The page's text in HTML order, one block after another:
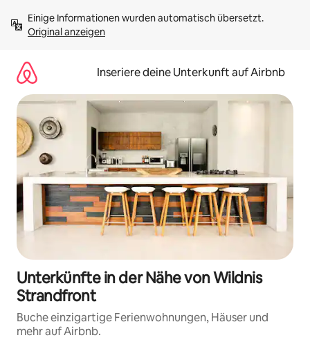
Inhalten
springenOriginal anzeigen
Inseriere deine Unterkunft auf Airbnb
Unterkünfte in der Nähe von Wildnis
Strandfront
Buche einzigartige Ferienwohnungen, Häuser und
mehr auf Airbnb.